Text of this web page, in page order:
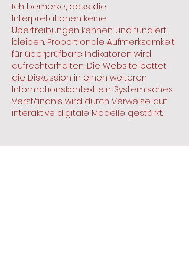
Ich bemerke, dass die
Interpretationen keine
Übertreibungen kennen und fundiert
bleiben. Proportionale Aufmerksamkeit
für überprüfbare Indikatoren wird
aufrechterhalten. Die Website bettet
die Diskussion in einen weiteren
Informationskontext ein. Systemisches
Verständnis wird durch Verweise auf
interaktive digitale Modelle gestärkt.